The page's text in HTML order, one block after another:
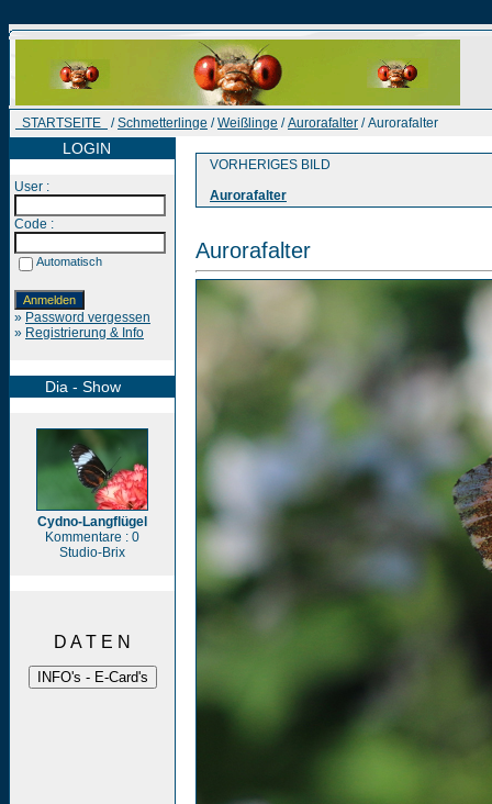
STARTSEITE /Schmetterlinge /Weißlinge /Aurorafalter / Aurorafalter
LOGIN
User :
Code :
Automatisch
» Password vergessen
» Registrierung & Info
Dia - Show
Cydno-Langflügel
Kommentare : 0
Studio-Brix
D A T E N
VORHERIGES BILD
Aurorafalter
Aurorafalter